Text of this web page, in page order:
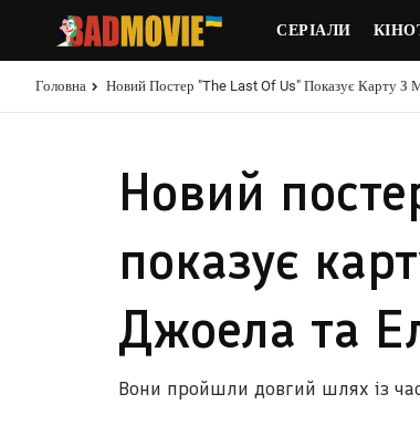
СЕРІАЛИ
Головна Новий Постер "The Last Of Us" Показує Карту З
Новий
показує
Джоела та
Вони пройшли довгий шлях із